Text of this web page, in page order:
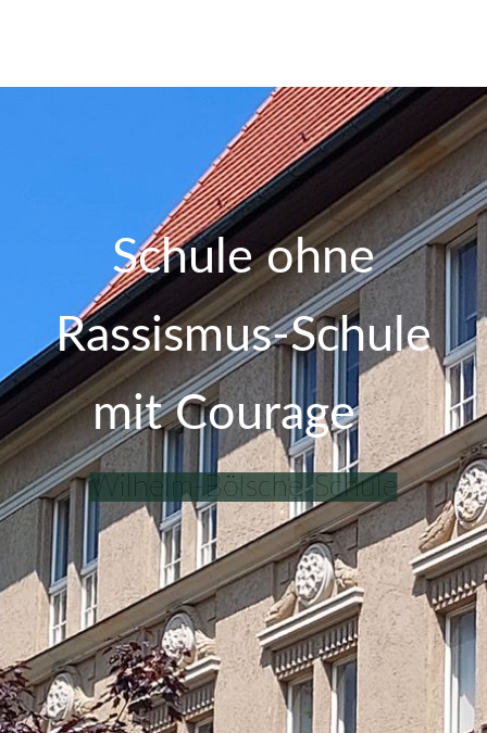
Schule ohne
Rassismus-Schule
mit Courage
Wilhelm-Bölsche-Schule